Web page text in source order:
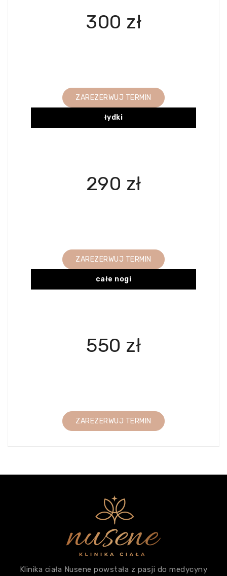
300 zł
ZAREZERWUJ TERMIN
łydki
290 zł
ZAREZERWUJ TERMIN
całe nogi
550 zł
ZAREZERWUJ TERMIN
Klinika ciała Nusene powstała z pasji do medycyny